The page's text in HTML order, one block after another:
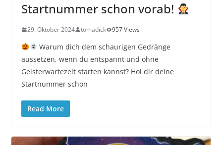
Startnummer schon vorab!
29. Oktober 2024 tomadick 957 Views
Warum dich dem schaurigen Gedränge
aussetzen, wenn du entspannt und ohne
Geisterwartezeit starten kannst? Hol dir deine
Startnummer schon
Read More